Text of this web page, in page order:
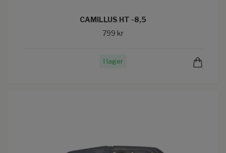
CAMILLUS HT -8,5
799 kr
I lager